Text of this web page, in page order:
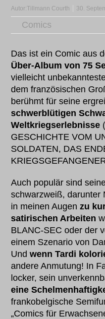
Autor:Tillmann Courth 30.
Comics
Das ist ein Comic aus
Über-Album von 75
vielleicht
dem französischen
berühmt für seine
schwerblütigen
Weltkriegserlebnisse
GESCHICHTE VOM
SOLDATEN, DAS
Auch populär sind
schwarzweiß, darunter
in meinen Augenzu
satirischen Arbeiten
BLANC-SEC oder der
einem Szenario von
Undwenn Tardi
andere Anmutung! In
locker, sein
eine
frankobelgische
„Comics für